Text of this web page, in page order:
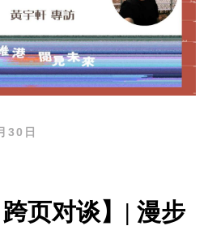
30日
跨页对谈】| 漫步